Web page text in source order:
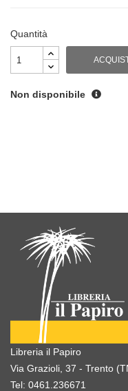
Quantità
Non disponibile
Libreria il Papiro
Via Grazioli, 37 - Trento
Tel: 0461.236671